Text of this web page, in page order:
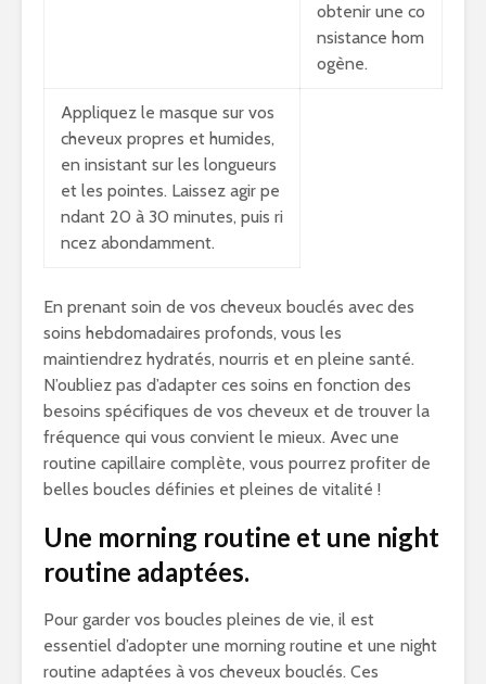
obtenir une co
nsistance hom
ogène.
Appliquez le masque sur vos
cheveux propres et humides,
en insistant sur les longueurs
et les pointes. Laissez agir pe
ndant 20 à 30 minutes, puis ri
ncez abondamment.
En prenant soin de vos cheveux bouclés avec des
soins hebdomadaires profonds, vous les
maintiendrez hydratés, nourris et en pleine santé.
N’oubliez pas d’adapter ces soins en fonction des
besoins spécifiques de vos cheveux et de trouver la
fréquence qui vous convient le mieux. Avec une
routine capillaire complète, vous pourrez profiter de
belles boucles définies et pleines de vitalité !
Une morning routine et une night
routine adaptées.
Pour garder vos boucles pleines de vie, il est
essentiel d’adopter une morning routine et une night
routine adaptées à vos cheveux bouclés. Ces